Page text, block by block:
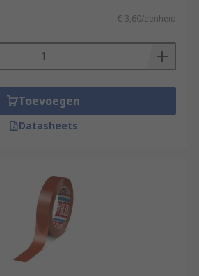
€ 3,60/eenheid
Toevoegen
Datasheets